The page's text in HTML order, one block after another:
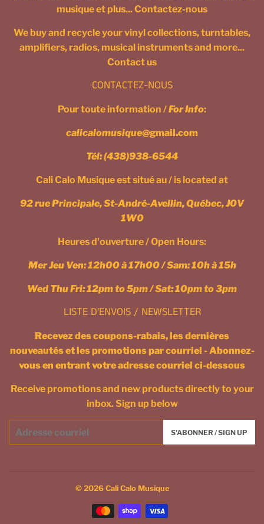
musique et plus... Contactez-nous
We buy and recycle your vinyl collections, turntables,
amplifiers, radios, musical instruments and more...
Contact us
CONTACTEZ-NOUS
Pour toute information /For Info:
calicalomusique@gmail.com
Tél:(438)938-6544
Cali Calo Musique est situé au / is located at
92 rue Principale, St-André-Avellin, Québec, J0V
1W0
Heures d'ouverture / Open Hours:
Mer Jeu Ven: 12h00 à 17h00 / Sam: 10h à 15h
Wed Thu Fri: 12pm to 5pm / Sat: 10pm to 3pm
LISTE D'ENVOIS / NEWSLETTER
Recevez des coupons-rabais, les dernières
nouveautés et les promotions par courriel - Abonnez-
vous en entrant votre adresse courriel ci-dessous
Receive promotions and new products directly to your
inbox. Sign up below
S'ABONNER / SIGN UP
© 2026Cali Calo Musique
Icônes